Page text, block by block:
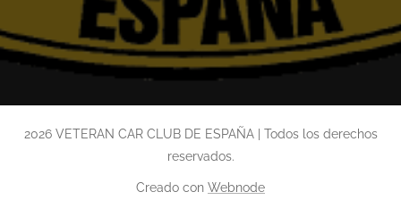
2026 VETERAN CAR CLUB DE ESPAÑA | Todos los derechos
reservados.
Creado con Webnode